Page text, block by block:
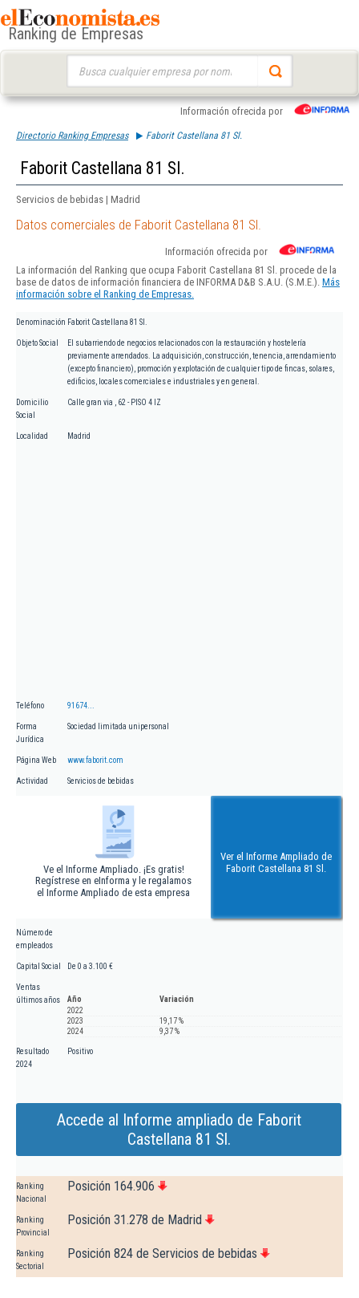
Ranking de Empresas
Información ofrecida por
Directorio Ranking Empresas Faborit Castellana 81 Sl.
Faborit Castellana 81 Sl.
Servicios de bebidas | Madrid
Datos comerciales de Faborit Castellana 81 Sl.
Información ofrecida por
La información del Ranking que ocupa Faborit Castellana 81 Sl. procede de la
base de datos de información financiera de INFORMA D&B S.A.U. (S.M.E.). Más
información sobre el Ranking de Empresas.
Denominación Faborit Castellana 81 Sl.
Objeto Social
El subarriendo de negocios relacionados con la restauración y hostelería
previamente arrendados. La adquisición, construcción, tenencia, arrendamiento
(excepto financiero), promoción y explotación de cualquier tipo de fincas, solares,
edificios, locales comerciales e industriales y en general.
Domicilio
Social
Calle gran via , 62 - PISO 4 IZ
Localidad Madrid
Teléfono 91674...
Forma
Jurídica
Sociedad limitada unipersonal
Página Web www.faborit.com
Actividad Servicios de bebidas
Ve el Informe Ampliado. ¡Es gratis!
Regístrese en eInforma y le regalamos
el Informe Ampliado de esta empresa
Ver el Informe Ampliado de
Faborit Castellana 81 Sl.
Número de
empleados
Capital Social De 0 a 3.100 €
Ventas
últimos años
Año
Variación
2022
2023
19,17 %
2024
9,37 %
Resultado
2024
Positivo
Accede al Informe ampliado de Faborit
Castellana 81 Sl.
Ranking
Nacional
Posición 164.906
Ranking
Provincial
Posición 31.278 de Madrid
Ranking
Sectorial
Posición 824 de Servicios de bebidas